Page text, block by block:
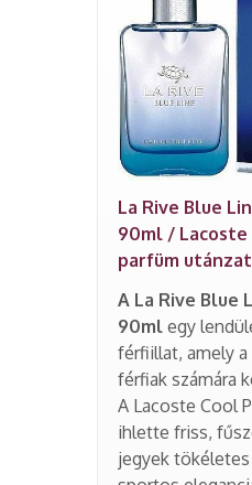
La Rive Blue
90ml / Lacoste
parfüm utánzat
A La Rive Blue
90ml egy
férfiillat, amely
férfiak számára
A Lacoste Cool
ihlette friss,
jegyek